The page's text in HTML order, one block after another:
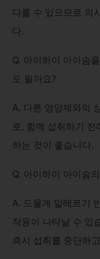
다를 수 있으므로 의
다.
Q. 아이하이 아이숨
도 될까요?
A. 다른 영양제와의
로, 함께 섭취하기
하는 것이 좋습니다.
Q. 아이하이 아이숨
A. 드물게 알레르기
작용이 나타날 수 있
즉시 섭취를 중단하